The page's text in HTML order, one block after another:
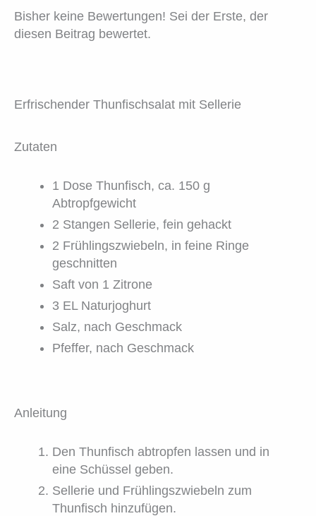
Bisher keine Bewertungen! Sei der Erste, der
diesen Beitrag bewertet.
Erfrischender Thunfischsalat mit Sellerie
Zutaten
1 Dose Thunfisch, ca. 150 g
Abtropfgewicht
2 Stangen Sellerie, fein gehackt
2 Frühlingszwiebeln, in feine Ringe
geschnitten
Saft von 1 Zitrone
3 EL Naturjoghurt
Salz, nach Geschmack
Pfeffer, nach Geschmack
Anleitung
Den Thunfisch abtropfen lassen und in
eine Schüssel geben.
Sellerie und Frühlingszwiebeln zum
Thunfisch hinzufügen.